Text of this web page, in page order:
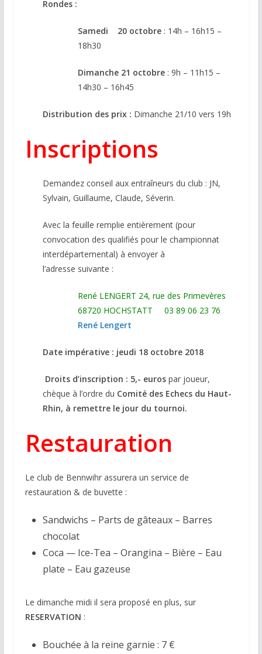
Rondes :
Samedi 20 octobre: 14h – 16h15 –
18h30
Dimanche 21 octobre: 9h – 11h15 –
14h30 – 16h45
Distribution des prix : Dimanche 21/10 vers 19h
Inscriptions
Demandez conseil aux entraîneurs du club : JN,
Sylvain, Guillaume, Claude, Séverin.
Avec la feuille remplie entièrement (pour
convocation des qualifiés pour le championnat
interdépartemental) à envoyer à
l’adresse suivante :
René LENGERT 24, rue des Primevères
68720 HOCHSTATT 03 89 06 23 76
René Lengert
Date impérative : jeudi 18 octobre 2018
Droits d’inscription : 5,- eurospar joueur,
chèque à l’ordre du Comité des Echecs du Haut-
Rhin, à remettre le jour du tournoi.
Restauration
Le club de Bennwihr assurera un service de
restauration & de buvette :
Sandwichs – Parts de gâteaux – Barres
chocolat
Coca — Ice-Tea – Orangina – Bière – Eau
plate – Eau gazeuse
Le dimanche midi il sera proposé en plus, sur
RESERVATION :
Bouchée à la reine garnie : 7 €